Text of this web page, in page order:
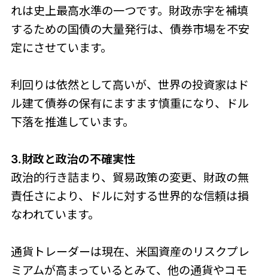
れは史上最高水準の一つです。財政赤字を補填
するための国債の大量発行は、債券市場を不安
定にさせています。
利回りは依然として高いが、世界の投資家はド
ル建て債券の保有にますます慎重になり、ドル
下落を推進しています。
3.財政と政治の不確実性
政治的行き詰まり、貿易政策の変更、財政の無
責任さにより、ドルに対する世界的な信頼は損
なわれています。
通貨トレーダーは現在、米国資産のリスクプレ
ミアムが高まっているとみて、他の通貨やコモ